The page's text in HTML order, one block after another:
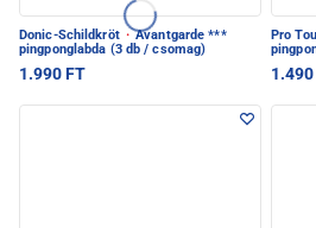
Donic-Schildkröt ·Avantgarde ***
pingponglabda (3 db / csomag)
1.990 FT
Pro